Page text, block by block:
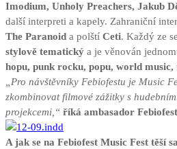
Imodium, Unholy Preachers, Jakub
další interpreti a kapely. Zahraniční
The Paranoid a polští Ceti. Každý ze
stylově tematický a je věnován
hopu, punk rocku, popu, world music,
„Pro návštěvníky Febiofestu je Music
zkombinovat filmové zážitky s
projekcemi,“ říká ambasador
A jak se na Febiofest Music Fest těší